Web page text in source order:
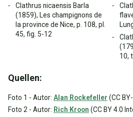
Clathrus nicaensis Barla
(1859), Les champignons de
la province de Nice, p. 108, pl.
45, fig. 5-12
10,
Quellen:
Foto 1 - Autor: Alan Rockefeller (CC
Foto 2 - Autor: Rich Kroon (CC BY 4.0